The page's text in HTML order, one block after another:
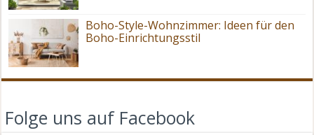
Boho-Style-Wohnzimmer: Ideen für den
Boho-Einrichtungsstil
Folge uns auf Facebook